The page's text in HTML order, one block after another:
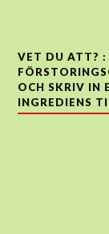
VET DU ATT?
OCH SKRIV IN
INGREDIENS